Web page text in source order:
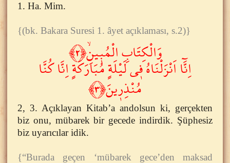
1. Ha. Mim.
{(bk. Bakara Suresi 1. âyet açıklaması, s.2)}
وَالْكِتَابِ الْمُب۪ينِۙ﴿٢﴾
اِنَّٓا اَنْزَلْنَاهُ ف۪ى لَيْلَةٍ مُبَارَكَةٍ اِنَّا كُنَّا
مُنْذِر۪ينَ﴿٣﴾
2, 3. Açıklayan Kitab’a andolsun ki, gerçekten
biz onu, mübarek bir gecede indirdik. Şüphesiz
biz uyarıcılar idik.
{“Burada geçen ‘mübarek gece’den maksad